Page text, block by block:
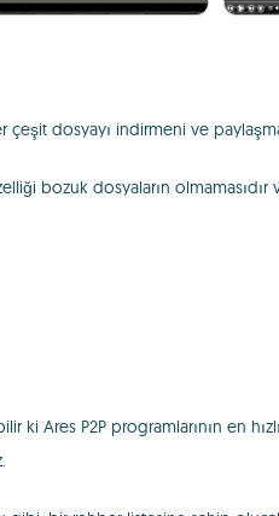
dosyayı indirmeni ve
bozuk dosyaların
ki Ares P2P programlarının en